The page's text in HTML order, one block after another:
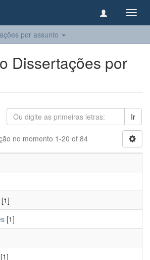
por assunto
Dissertações por
Ir
no momento 1-20 of 84
[1]
[1]
[1]